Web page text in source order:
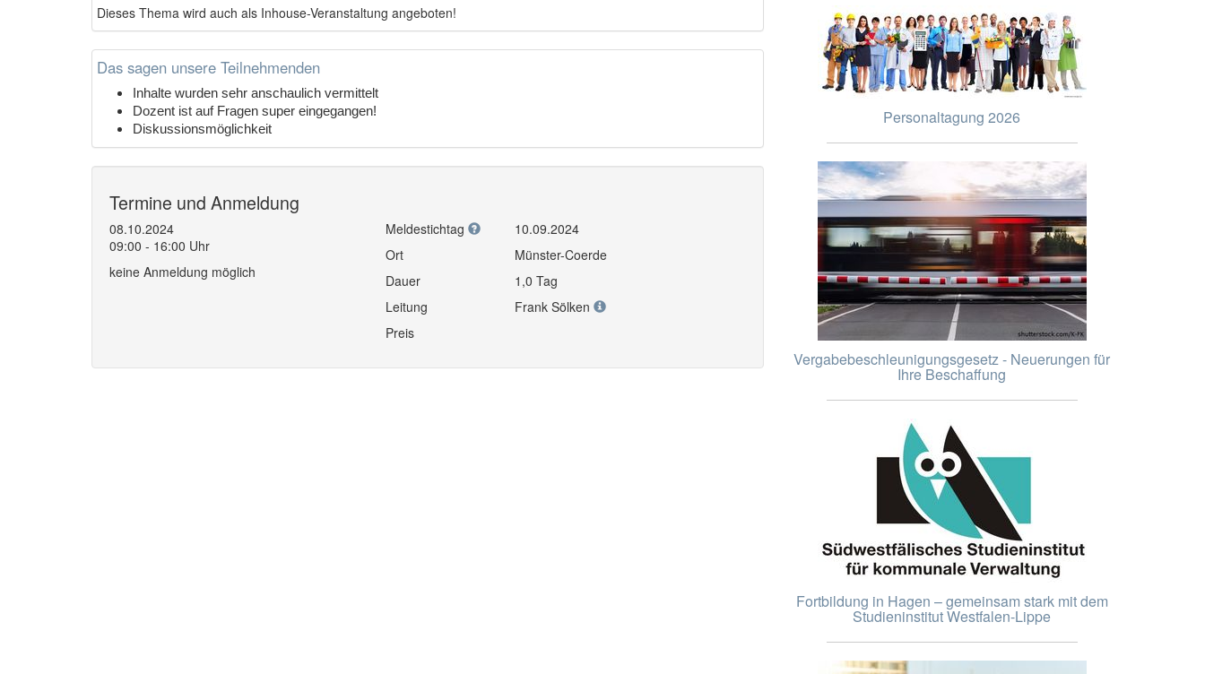
Dieses Thema wird auch als Inhouse-Veranstaltung angeboten!
Das sagen unsere Teilnehmenden
Inhalte wurden sehr anschaulich vermittelt
Dozent ist auf Fragen super eingegangen!
Diskussionsmöglichkeit
Termine und Anmeldung
08.10.2024
09:00 - 16:00 Uhr
keine Anmeldung möglich
Meldestichtag
10.09.2024
Ort
Münster-Coerde
Dauer
1,0 Tag
Leitung
Frank Sölken
Preis
Personaltagung 2026
Vergabebeschleunigungsgesetz - Neuerungen für
Ihre Beschaffung
Fortbildung in Hagen – gemeinsam stark mit dem
Studieninstitut Westfalen-Lippe